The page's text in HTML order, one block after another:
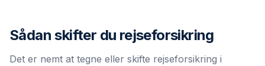
Sådan skifter du rejseforsikring
Det er nemt at tegne eller skifte rejseforsikring i